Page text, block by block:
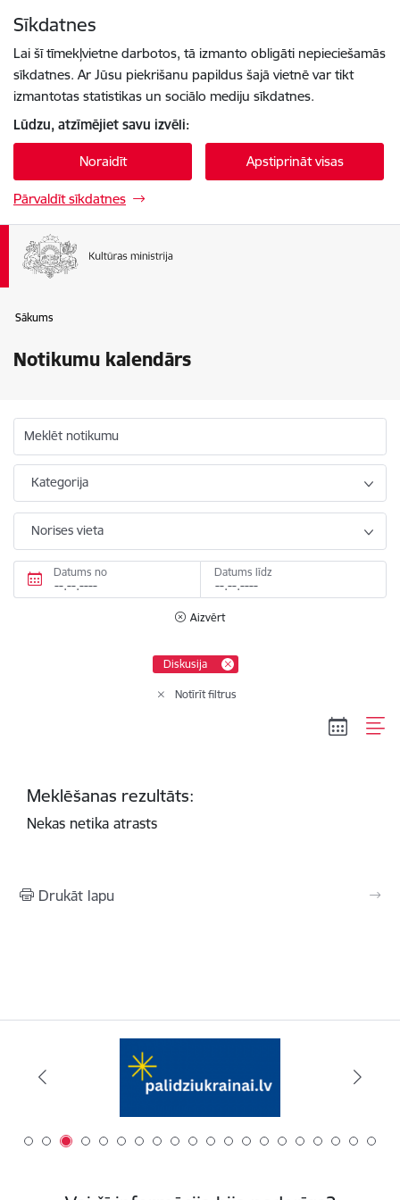
Sīkdatnes
Lai šī tīmekļvietne darbotos, tā izmanto obligāti nepieciešamās
sīkdatnes. Ar Jūsu piekrišanu papildus šajā vietnē var tikt
izmantotas statistikas un sociālo mediju sīkdatnes.
Lūdzu, atzīmējiet savu izvēli:
Noraidīt Apstiprināt visas
Pārvaldīt sīkdatnes
Sākums
Notikumu kalendārs
Meklēt notikumu
Kategorija
Norises vieta
Datums no Datums līdz
Aizvērt
Diskusija
Notīrīt filtrus
Meklēšanas rezultāts:
Nekas netika atrasts
Drukāt lapu